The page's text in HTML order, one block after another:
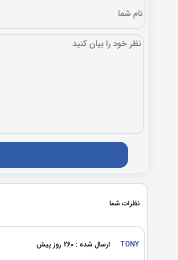
نظرات شما
TONY ارسال شده : 260 روز پیش